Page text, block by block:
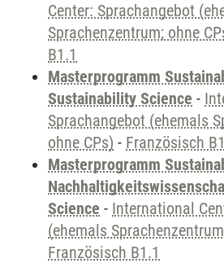
Center: Sprachangebot
Sprachenzentrum; ohne
B1.1
Masterprogramm
Sustainability Science -
Sprachangebot (ehemals
ohne CPs) - Französisch
Masterprogramm
Science - International
(ehemals
Französisch B1.1